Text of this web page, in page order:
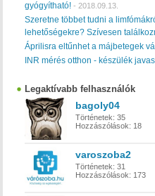
gyógyítható!- 2018.09.13.
Szeretne többet tudni a
lehetőségekre? Szívesen
Áprilisra eltűnhet a májbetegek
INR mérés otthon - készülék
Legaktívabb felhasználók
bagoly04
Történetek: 35
Hozzászólások: 18
varoszoba2
Történetek: 31
Hozzászólások: 173